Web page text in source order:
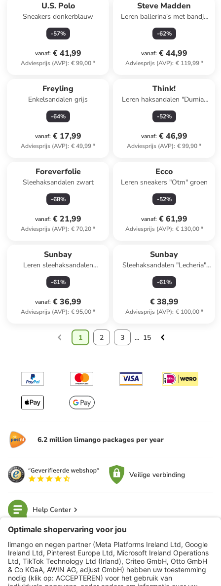
U.S. Polo
Sneakers donkerblauw
-57%
vanaf: € 41,99
Adviesprijs (AVP): € 99,00*
Steve Madden
Leren ballerina's met bandje
lichtroze
-62%
vanaf: € 44,99
Adviesprijs (AVP): € 119,99*
Freyling
Enkelsandalen grijs
-64%
vanaf: € 17,99
Adviesprijs (AVP): € 49,99*
Think!
Leren haksandalen "Dumia"
beige/groen
-52%
vanaf: € 46,99
Adviesprijs (AVP): € 99,90*
Foreverfolie
Sleehaksandalen zwart
-68%
vanaf: € 21,99
Adviesprijs (AVP): € 70,20*
Ecco
Leren sneakers "Otm" groen
-52%
vanaf: € 61,99
Adviesprijs (AVP): € 130,00*
Sunbay
Leren sleehaksandalen
""Esperance" donkerbruin
-61%
vanaf: € 36,99
Adviesprijs (AVP): € 95,00*
Sunbay
Sleehaksandalen "Lecheria"
zwart
-61%
€ 38,99
Adviesprijs (AVP): € 100,00*
1 2 3 ... 15
6.2 million limango packages per year
Veilige verbinding
Help Center
limango
Veilig winkelen